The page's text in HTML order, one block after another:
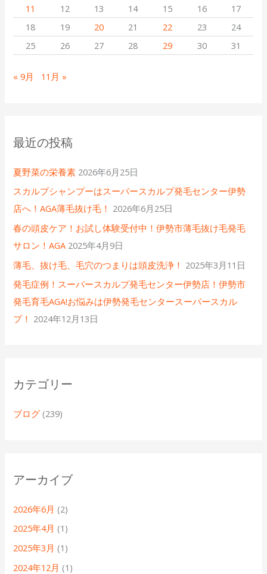
11
12 13 14 15 16
17
18
19 20 21 22 23
24
25
26 27 28 29 30 31
« 9月 11月 »
最近の投稿
夏野菜の栄養素 2026年6月25日
スカルプシャンプーはスーパースカルプ発毛センター伊勢
店へ！AGA薄毛抜け毛！ 2026年6月25日
春の頭皮ケア！お試し体験受付中！伊勢市薄毛抜け毛発毛
サロン！AGA 2025年4月9日
薄毛、抜け毛、毛穴のつまりは頭皮洗浄！ 2025年3月11日
発毛症例！スーパースカルプ発毛センター伊勢店！伊勢市
発毛育毛AGA!お悩みは伊勢発毛センタースーパースカル
プ！ 2024年12月13日
カテゴリー
ブログ (239)
アーカイブ
2026年6月 (2)
2025年4月 (1)
2025年3月 (1)
2024年12月 (1)